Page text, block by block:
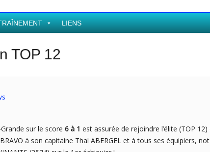
LIENS
TOP 12
sur le score 6 à 1 est assurée de rejoindre l’élite (TOP
à son capitaine Thal ABERGEL et à tous ses équipiers,